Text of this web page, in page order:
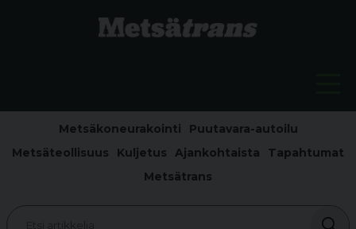
Metsäkoneurakointi
Puutavara-autoilu
Metsäteollisuus
Kuljetus Ajankohtaista
Tapahtumat
Metsätrans